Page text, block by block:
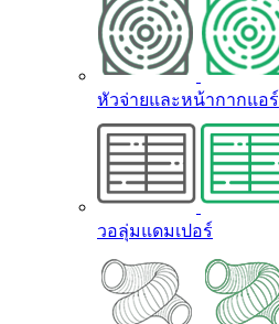
หัวจ่ายและหน้ากากแอร์
วอลุ่มแดมเปอร์